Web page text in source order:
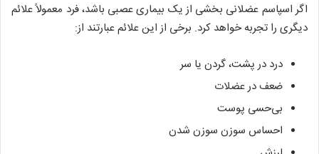
اگر اسپاسم عضلانی بخشی از یک بیماری عصبی باشد، فرد معمولاً علائم
دیگری را تجربه خواهد کرد. برخی از این علائم عبارتند از:
درد در پشت، گردن یا سر
ضعف در عضلات
بی‌حسی پوست
احساس سوزن سوزن شدن